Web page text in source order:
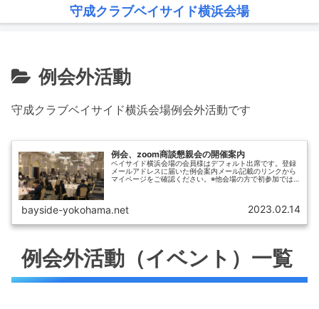
守成クラブベイサイド横浜会場
例会外活動
守成クラブベイサイド横浜会場例会外活動です
例会、zoom商談懇親会の開催案内
ベイサイド横浜会場の会員様はデフォルト出席です。登録
メールアドレスに届いた例会案内メール記載のリンクから
マイページをご確認ください。※他会場の方で初参加では
bayside-yokohama.net 2023.02.14
例会外活動（イベント）一覧